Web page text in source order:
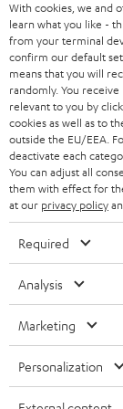
SMART HOME
BLUETOOTH-
KOPFHÖRER
BLUETOOTH-
STEREOANLAGEN
LAUTSPRECHER
ULTIMA-SERIE
IN-EAR-
FANSHOP
NEUHEITEN
PRESSE &
BLOG
NEWSLETTER
STORES
DEINE VORTEILE
TEUFEL STORY
UNSER
NACHHALTIGKEIT
ÖSTERREICH
SCHWEIZ
BELGIEN
POLEN
SPANIEN
Fotos abgebildete
©2026 Lautsprecher
With cookies, we and
learn what you like -
from your terminal
confirm our default
means that you will
randomly. You
relevant to you by
cookies as well as to
outside the EU/EEA.
deactivate each
You can adjust all
them with effect for
at our privacy policy
Required
Analysis
Marketing
Personalization